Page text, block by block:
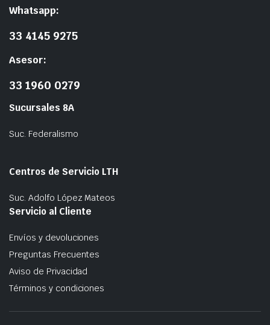
Whatsapp:
33 4145 9275
Asesor:
33 1960 0279
Sucursales 8A
Suc. Federalismo
Centros de Servicio LTH
Suc. Adolfo López Mateos
Servicio al Cliente
Envíos y devoluciones
Preguntas Frecuentes
Aviso de Privacidad
Términos y condiciones